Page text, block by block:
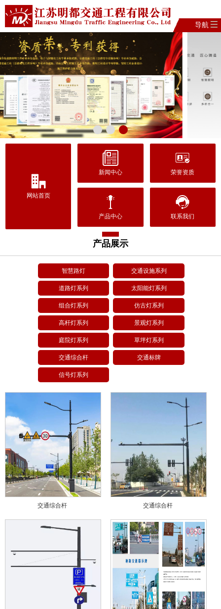
导航
网站首页
新闻中心 荣誉资质
产品中心 联系我们
产品展示
智慧路灯 交通设施系列
道路灯系列 太阳能灯系列
组合灯系列 仿古灯系列
高杆灯系列 景观灯系列
庭院灯系列 草坪灯系列
交通综合杆 交通标牌
信号灯系列
交通综合杆 交通综合杆